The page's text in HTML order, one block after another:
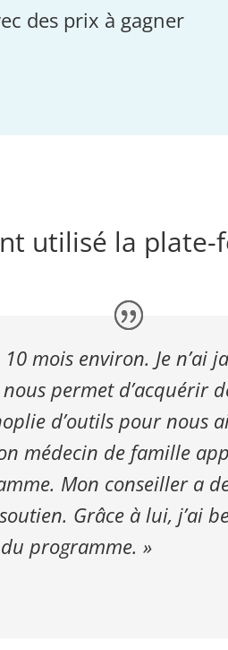
des prix à gagner
utilisé la plate-
mois environ. Je n’ai
permet d’acquérir
d’outils pour nous
médecin de famille
Mon conseiller a
Grâce à lui, j’ai
programme. »